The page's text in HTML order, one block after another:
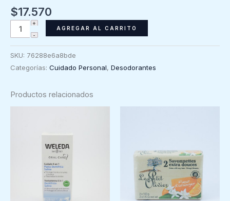
$17.570
Desodorante
de
130ml
AGREGAR AL CARRITO
SKU: 76288e6a8bde
Categorías: Cuidado Personal, Desodorantes
Productos relacionados